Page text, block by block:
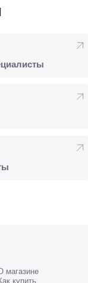
магазине
купить